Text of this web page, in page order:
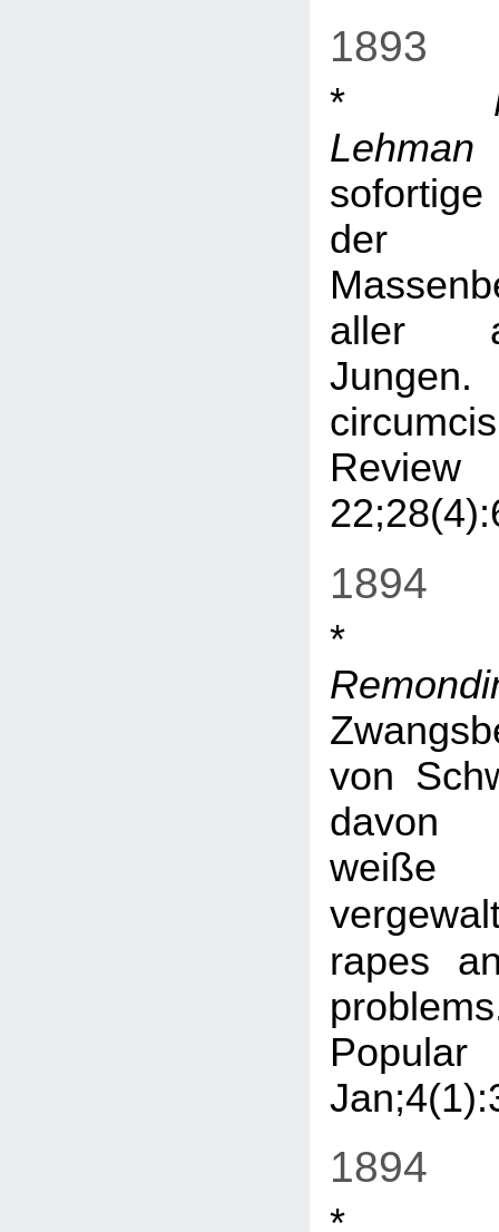
1893
*
Lehman
der
aller
1894
von
davon
weiße
rapes
1894